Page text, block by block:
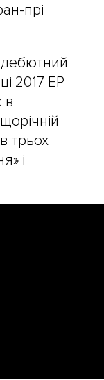
прі
дебютний
2017 ЕР
в
трьох
і